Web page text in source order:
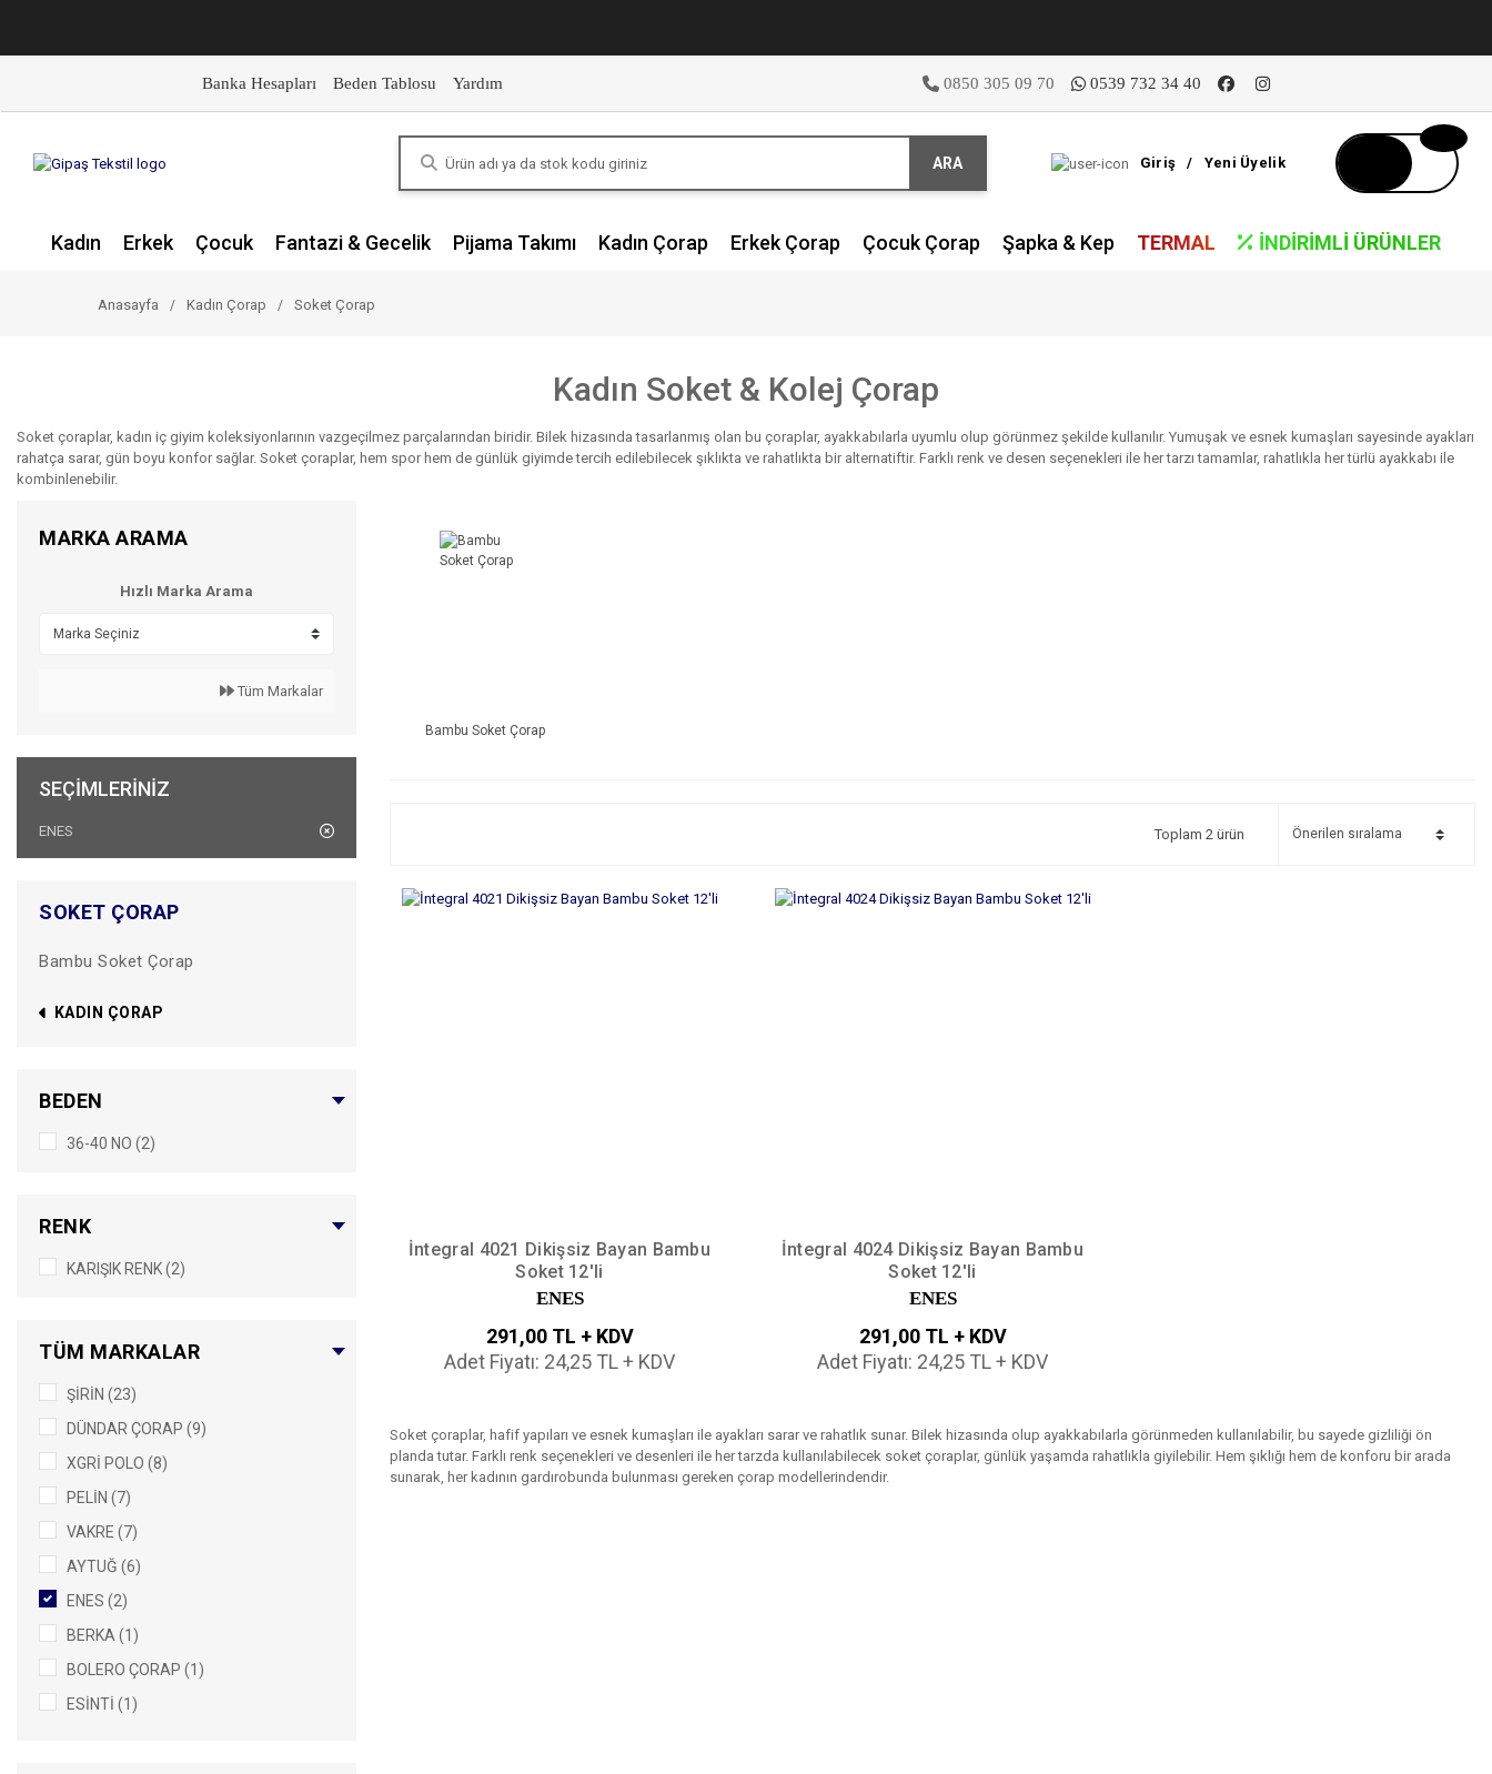
Banka Hesapları Beden Tablosu Yardım 0850 305 09 70 0539 732 34 40
ARA Giriş / Yeni Üyelik
Kadın Erkek Çocuk Fantazi & Gecelik Pijama Takımı Kadın Çorap Erkek Çorap Çocuk Çorap Şapka & Kep TERMAL İNDIRIMLI ÜRÜNLER
Anasayfa Kadın Çorap Soket Çorap
Kadın Soket & Kolej Çorap
Soket çoraplar, kadın iç giyim koleksiyonlarının vazgeçilmez parçalarından biridir. Bilek hizasında tasarlanmış olan bu çoraplar, ayakkabılarla uyumlu olup görünmez şekilde kullanılır. Yumuşak ve esnek kumaşları sayesinde ayakları
rahatça sarar, gün boyu konfor sağlar. Soket çoraplar, hem spor hem de günlük giyimde tercih edilebilecek şıklıkta ve rahatlıkta bir alternatiftir. Farklı renk ve desen seçenekleri ile her tarzı tamamlar, rahatlıkla her türlü ayakkabı ile
kombinlenebilir.
MARKA ARAMA
Hızlı Marka Arama
Tüm Markalar
SEÇIMLERINIZ
ENES
SOKET ÇORAP
Bambu Soket Çorap
KADIN ÇORAP
BEDEN
36-40 NO (2)
RENK
KARIŞIK RENK (2)
TÜM MARKALAR
ŞİRİN (23)
DÜNDAR ÇORAP (9)
XGRİ POLO (8)
PELİN (7)
VAKRE (7)
AYTUĞ (6)
ENES (2)
BERKA (1)
BOLERO ÇORAP (1)
ESİNTİ (1)
Bambu Soket Çorap
Toplam 2 ürün
İntegral 4021 Dikişsiz Bayan Bambu
Soket 12'li
ENES
291,00 TL + KDV
Adet Fiyatı: 24,25 TL + KDV
İntegral 4024 Dikişsiz Bayan Bambu
Soket 12'li
ENES
291,00 TL + KDV
Adet Fiyatı: 24,25 TL + KDV
Soket çoraplar, hafif yapıları ve esnek kumaşları ile ayakları sarar ve rahatlık sunar. Bilek hizasında olup ayakkabılarla görünmeden kullanılabilir, bu sayede gizliliği ön
planda tutar. Farklı renk seçenekleri ve desenleri ile her tarzda kullanılabilecek soket çoraplar, günlük yaşamda rahatlıkla giyilebilir. Hem şıklığı hem de konforu bir arada
sunarak, her kadının gardırobunda bulunması gereken çorap modellerindendir.